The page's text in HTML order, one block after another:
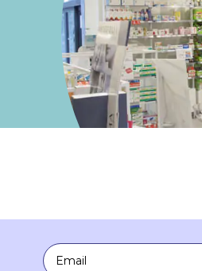
Email